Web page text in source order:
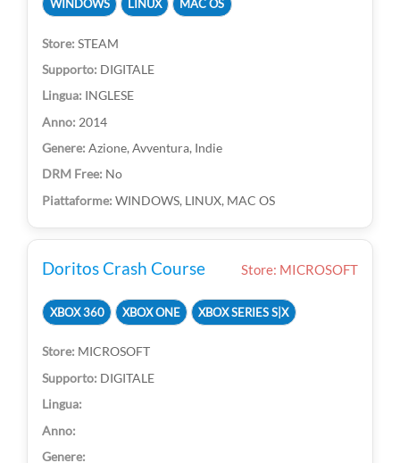
WINDOWS LINUX MAC OS
STEAM
DIGITALE
INGLESE
2014
Azione, Avventura, Indie
No
WINDOWS, LINUX, MAC OS
Doritos Crash Course Store: MICROSOFT
XBOX 360 XBOX ONE XBOX SERIES S|X
MICROSOFT
DIGITALE